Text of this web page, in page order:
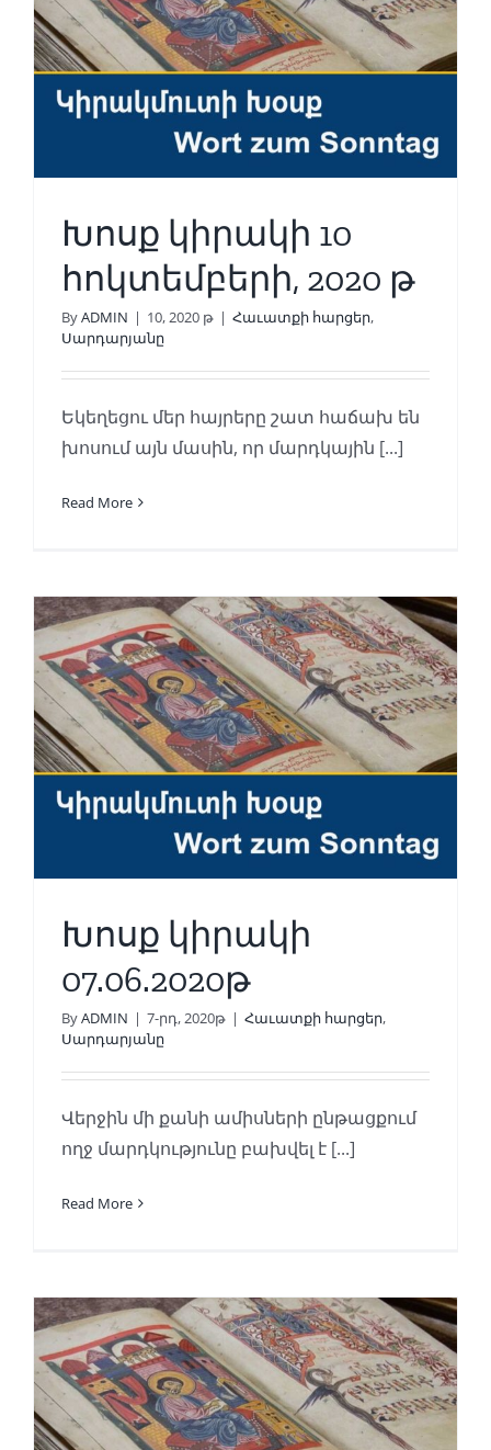
Խոսք կիրակի 10
հոկտեմբերի, 2020 թ
ByADMIN | 10, 2020 թ | Հաւատքի հարցեր,
Սարդարյանը
Եկեղեցու մեր հայրերը շատ հաճախ են
խոսում այն մասին, որ մարդկային [...]
Read More
Խոսք կիրակի
07.06.2020թ
ByADMIN | 7-րդ, 2020թ | Հաւատքի հարցեր,
Սարդարյանը
Վերջին մի քանի ամիսների ընթացքում
ողջ մարդկությունը բախվել է [...]
Read More